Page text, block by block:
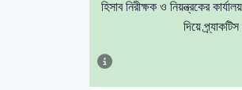
হিসাব নিরীক্ষক ও নিয়ন্ত্রকের
দিয়ে